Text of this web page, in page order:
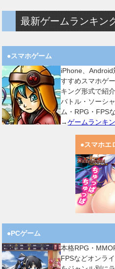
最新ゲームランキン
●スマホゲーム
iPhone、Android
すすめスマホゲ
キング形式で紹
バトル・ソーシ
ム・RPG・FPSな
→ゲームランキ
●スマホ
●PCゲーム
本格RPG・
FPSなどオンラ